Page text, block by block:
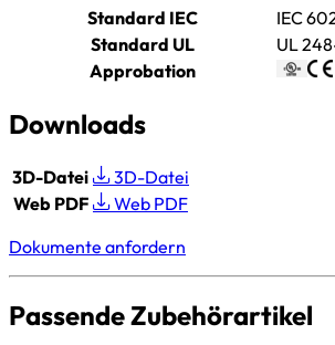
Standard IEC
IEC
Standard UL
UL
Approbation
Downloads
3D-Datei
3D-Datei
Web PDF
Web PDF
Dokumente anfordern
Passende Zubehörartikel